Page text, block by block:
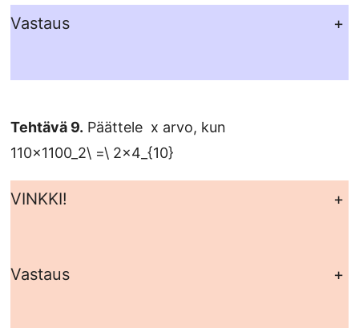
Vastaus +
Tehtävä 9. Päättele x arvo, kun
110x1100_2\ =\ 2x4_{10}
VINKKI! +
Vastaus +